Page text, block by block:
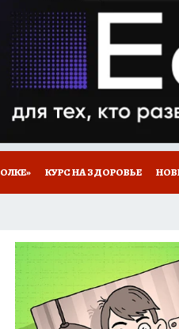
ТЕЛЕВИЗОР
НОВОЕ НА САЙТЕ
КУРС НА ЗДОРОВЬЕ
ГОДА ЗАПОВЕДНАЯ РОССИЯ